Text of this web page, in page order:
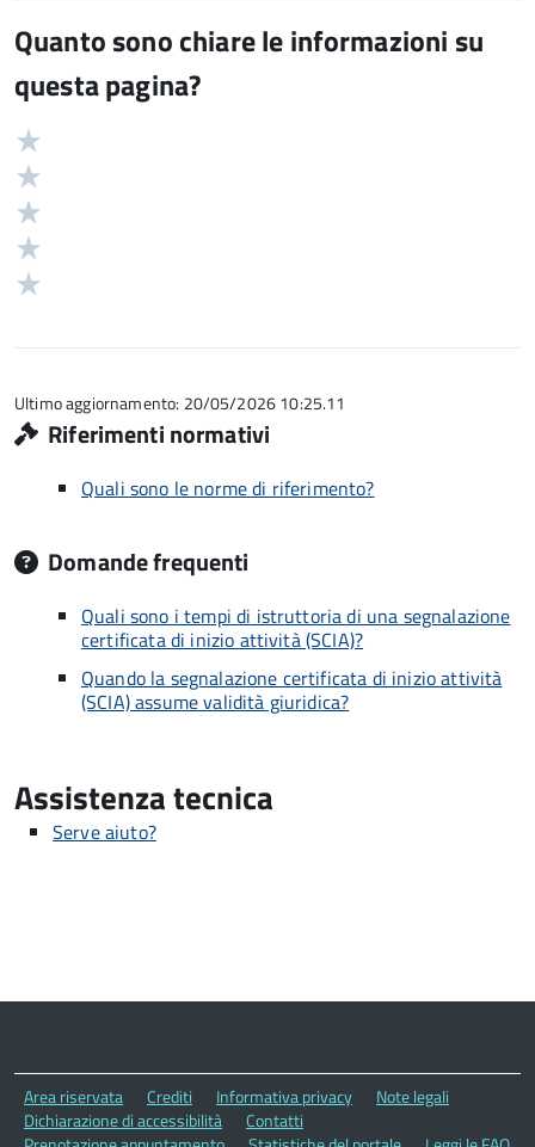
Quanto sono chiare le informazioni su
questa pagina?
Valutazione
5
Ultimo aggiornamento: 20/05/2026 10:25.11
Riferimenti normativi
Quali sono le norme di riferimento?
Domande frequenti
Quali sono i tempi di istruttoria di una segnalazione
certificata di inizio attività (SCIA)?
Quando la segnalazione certificata di inizio attività
(SCIA) assume validità giuridica?
Assistenza tecnica
Serve aiuto?
Area riservata Crediti Informativa privacy
Note legali
Dichiarazione di accessibilità
Contatti